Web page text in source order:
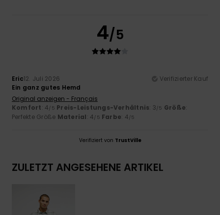
4/5
Eric12. Juli 2026
Verifizierter Kauf
Ein ganz gutes Hemd
Original anzeigen - Français
Komfort: 4/5 Preis-Leistungs-Verhältnis: 3/5 Größe:
Perfekte Größe Material: 4/5 Farbe: 4/5
Verifiziert von TrustVille
ZULETZT ANGESEHENE ARTIKEL